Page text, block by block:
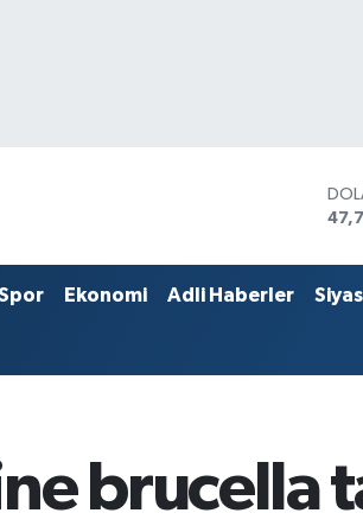
Ekonomi Adli Haberler
brucella